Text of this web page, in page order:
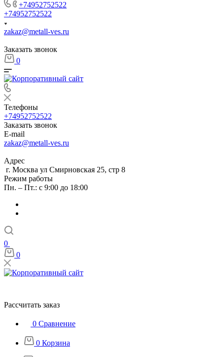
+74952752522
+74952752522
zakaz@metall-ves.ru
Заказать звонок
0
Телефоны
+74952752522
Заказать звонок
E-mail
zakaz@metall-ves.ru
Адрес
г. Москва ул Смирновская 25, стр 8
Режим работы
Пн. – Пт.: с 9:00 до 18:00
0
0
Рассчитать заказ
0 Сравнение
0 Корзина